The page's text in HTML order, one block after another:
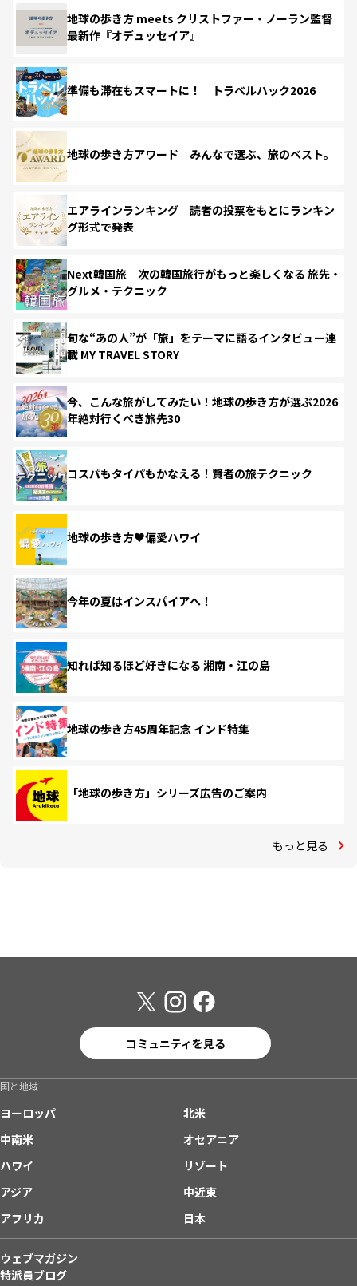
地球の歩き方 meets クリストファー・ノーラン監督
最新作『オデュッセイア』
準備も滞在もスマートに！ トラベルハック2026
地球の歩き方アワード みんなで選ぶ、旅のベスト。
エアラインランキング 読者の投票をもとにランキン
グ形式で発表
Next韓国旅 次の韓国旅行がもっと楽しくなる 旅先・
グルメ・テクニック
旬な“あの人”が「旅」をテーマに語るインタビュー連
載 MY TRAVEL STORY
今、こんな旅がしてみたい！地球の歩き方が選ぶ2026
年絶対行くべき旅先30
コスパもタイパもかなえる！賢者の旅テクニック
地球の歩き方♥偏愛ハワイ
今年の夏はインスパイアへ！
知れば知るほど好きになる 湘南・江の島
地球の歩き方45周年記念 インド特集
「地球の歩き方」シリーズ広告のご案内
もっと見る
コミュニティを見る
国と地域
ヨーロッパ
北米
中南米
オセアニア
ハワイ
リゾート
アジア
中近東
アフリカ
日本
ウェブマガジン
特派員ブログ